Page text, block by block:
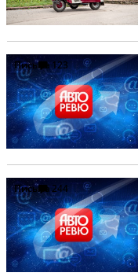
Письма123
Письма244